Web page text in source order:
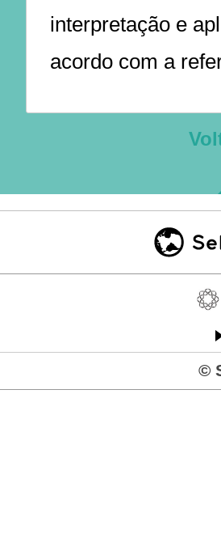
interpretação e
acordo com a
©